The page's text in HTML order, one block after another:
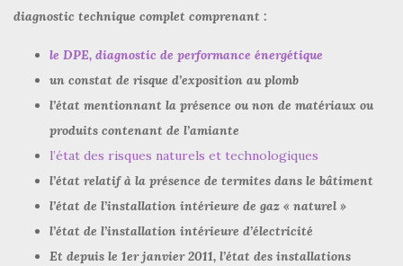
diagnostic technique complet comprenant :
le DPE, diagnostic de performance énergétique
un constat de risque d’exposition au plomb
l’état mentionnant la présence ou non de matériaux ou
produits contenant de l’amiante
l’état des risques naturels et technologiques
l’état relatif à la présence de termites dans le bâtiment
l’état de l’installation intérieure de gaz « naturel »
l’état de l’installation intérieure d’électricité
Et depuis le 1er janvier 2011, l’état des installations